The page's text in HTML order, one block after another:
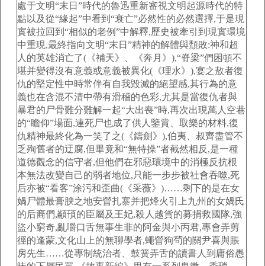
處于文明“末日”時代的魯迅重新審視文明起源時代的特
點以及從“緣起”中看到“衰亡”必然性的必然選擇,于是現
實被拉回到“相似的老例”中解釋,歷史被牽引到現實環境
中重現,最終指向文明“末日”精神的解體與頹敗:神和超
人的英雄消亡了(《補天》、《奔月》),“脊梁”們困頓不
堪并變得沒有意義或意義被異化(《理水》),宴之敖者復
仇的堅定性中時常伴有自我毀滅的絕望感,其行為的意
義也在含混不清中帶有滑稽的色彩,尤其是當復仇者與
暴君的尸骨難分難解一起“大出喪”時,再次出現萬人空巷
的“瞻仰”場面,連死尸也成了供人鑒賞、取樂的材料,復
仇精神最終化為一笑了之(《鑄劍》),伯夷、叔齊盡管不
乏殉舊者的迂腐,但畢竟和“無特操”者截然相反,是一種
道德觀念的信守者,但他們在邪惡環境中的消極反抗根
本無法改變自己的弱者地位,只能一步步被社會吞噬,死
后亦被“看客”涂污和歪曲(《采薇》)……剩下的是在女
媧尸體最膏腴之地安營扎寨并把烽火引上九州的女媧氏
的后裔們,顢頇的臣屬及王妃,殺人越貨的募捐救國隊,強
盜小窮奇,亂嚼口舌無事生非的阿金與小丙君,專會弄剪
徑的逢蒙,文化山上的無聊學者,蠅營狗茍的關尹喜與賬
房先生……從專制統治者、鼓簧弄舌的讀書人到庸俗愚